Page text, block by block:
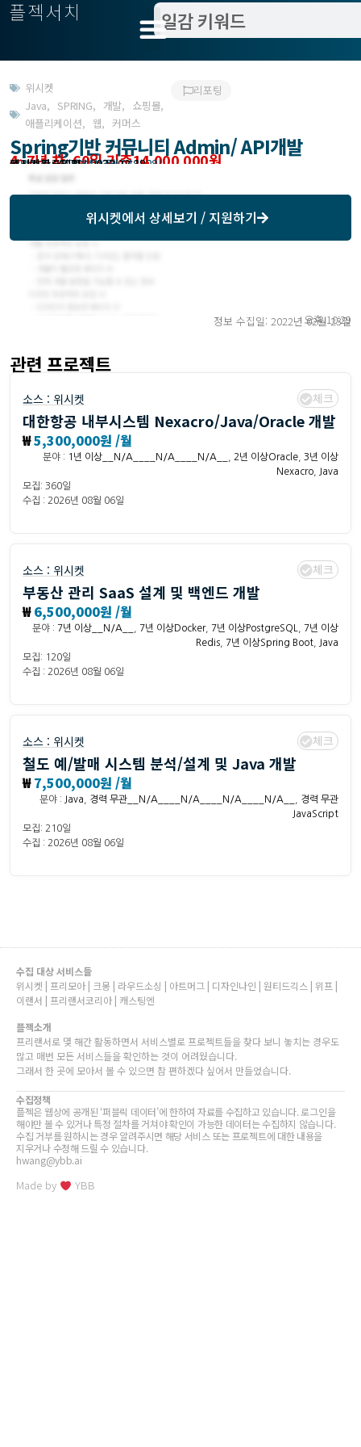
플젝서치
위시켓
Java,SPRING, 개발, 쇼핑몰,
애플리케이션, 웹,커머스
리포팅
Spring기반 커뮤니티 Admin/ API개발
4~7년 차, 60일 기준14,000,000원
작업방식 : 기간제(상주)
모집기한 : 2022년 03월 04일 2일
예상기간 : 60일
위시켓등록일자 : 2022.02.18.
위시켓에서 상세보기 / 지원하기
정보 수집일: 2022년 02월 23일
오후 10:29
관련 프로젝트
소스 : 위시켓 체크
대한항공 내부시스템 Nexacro/Java/Oracle 개발
₩5,300,000원 /월
분야 : 1년 이상__N/A____N/A____N/A__ 2년 이상Oracle
3년 이상
Nexacro
Java
모집: 360일
수집 : 2026년 08월 06일
소스 : 위시켓 체크
부동산 관리 SaaS 설계 및 백엔드 개발
₩6,500,000원 /월
분야 : 7년 이상__N/A__ 7년 이상Docker, 7년 이상PostgreSQL
7년 이상
Redis
7년 이상Spring Boot
Java
모집: 120일
수집 : 2026년 08월 06일
소스 : 위시켓 체크
철도 예/발매 시스템 분석/설계 및 Java 개발
₩7,500,000원 /월
분야 : Java 경력 무관__N/A____N/A____N/A____N/A__
경력 무관
JavaScript
모집: 210일
수집 : 2026년 08월 06일
수집 대상 서비스들
위시켓 | 프리모아 | 크몽 | 라우드소싱 | 아트머그 | 디자인나인 | 원티드긱스 | 위프 |
이랜서 | 프리랜서코리아 | 캐스팅엔
플젝소개
프리랜서로 몇 해간 활동하면서 서비스별로 프로젝트들을 찾다 보니 놓치는 경우도
많고 매번 모든 서비스들을 확인하는 것이 어려웠습니다.
그래서 한 곳에 모아서 볼 수 있으면 참 편하겠다 싶어서 만들었습니다.
수집정책
플젝은 웹상에 공개된 ‘퍼블릭 데이터’에 한하여 자료를 수집하고 있습니다. 로그인을
해야만 볼 수 있거나 특정 절차를 거쳐야 확인이 가능한 데이터는 수집하지 않습니다.
수집 거부를 원하시는 경우 알려주시면 해당 서비스 또는 프로젝트에 대한 내용을
지우거나 수정해 드릴 수 있습니다.
hwang@ybb.ai
Made by YBB